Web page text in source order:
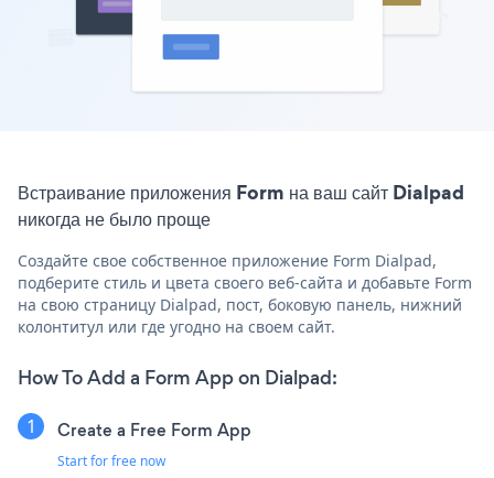
Встраивание приложения Form на ваш сайт Dialpad
никогда не было проще
Создайте свое собственное приложение Form Dialpad,
подберите стиль и цвета своего веб-сайта и добавьте Form
на свою страницу Dialpad, пост, боковую панель, нижний
колонтитул или где угодно на своем сайт.
How To Add a Form App on Dialpad:
Create a Free Form App
Start for free now